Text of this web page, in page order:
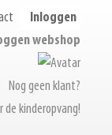
Inloggen
webshop
Nog geen klant?
kinderopvang!